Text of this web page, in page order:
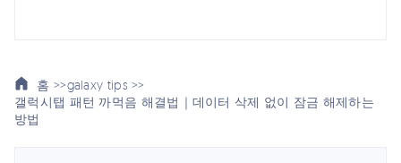
홈 >>galaxy tips >>
갤럭시탭 패턴 까먹음 해결법｜데이터 삭제 없이 잠금 해제하는
방법